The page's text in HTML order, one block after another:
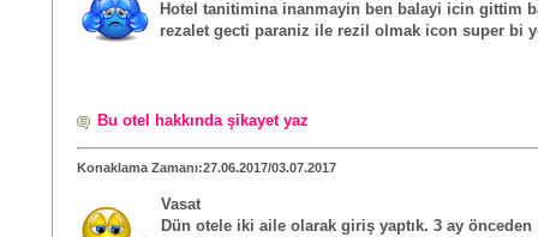
Hotel tanitimina inanmayin ben balayi icin gittim
rezalet gecti paraniz ile rezil olmak icon super bi
Bu otel hakkında şikayet yaz
Konaklama Zamanı:27.06.2017/03.07.2017
Vasat
Dün otele iki aile olarak giriş yaptık. 3 ay önceden